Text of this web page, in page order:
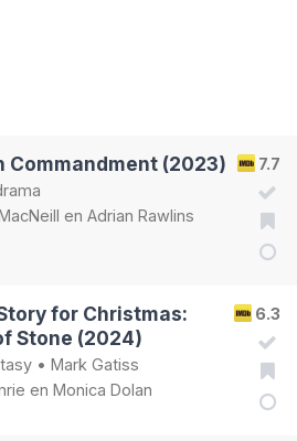
7.7
Commandment (2023)
en Adrian Rawlins
6.3
for Christmas:
Stone (2024)
• Mark Gatiss
en Monica Dolan